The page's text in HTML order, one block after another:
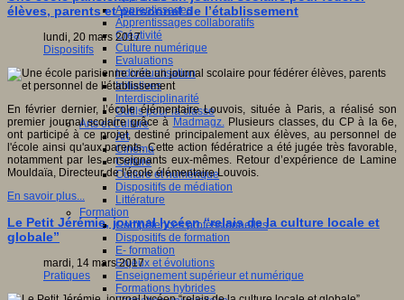
Apprentissages
Apprentissages collaboratifs
Créativité
Culture numérique
Evaluations
Individualisation
Initiatives
Interdisciplinarité
Outils pour la classe
Arts et Culture
Art
Cinéma
Culture
Culture et numérique
Dispositifs de médiation
Littérature
Formation
Compétences professionnelles
Dispositifs de formation
E- formation
Enjeux et évolutions
Enseignement supérieur et numérique
Formations hybrides
élèves, parents et personnel de l’établissement
lundi, 20 mars 2017
Dispositifs
En février dernier, l’école élémentaire Louvois, située à Paris, a réalisé son
premier journal scolaire grâce à Madmagz.Plusieurs classes, du CP à la 6e,
ont participé à ce projet, destiné principalement aux élèves, au personnel de
l'école ainsi qu'aux parents. Cette action fédératrice a été jugée très favorable,
notamment par les enseignants eux-mêmes. Retour d’expérience de Lamine
Mouldaïa, Directeur de l'école élémentaire Louvois.
En savoir plus...
Le Petit Jérémie, journal lycéen “relais de la culture locale et
globale”
mardi, 14 mars 2017
Pratiques